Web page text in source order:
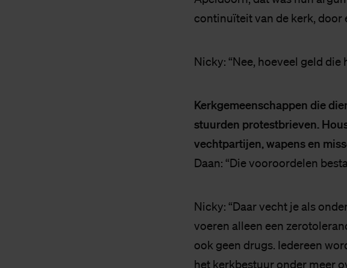
continuïteit van de kerk, door
Nicky: “Nee, hoeveel geld die
Kerkgemeenschappen die
stuurden protestbrieven.
vechtpartijen, wapens en
Daan: “Die vooroordelen
Nicky: “Daar vecht je als
voeren alleen een
ook geen drugs. Iedereen
het kerkbestuur onder meer